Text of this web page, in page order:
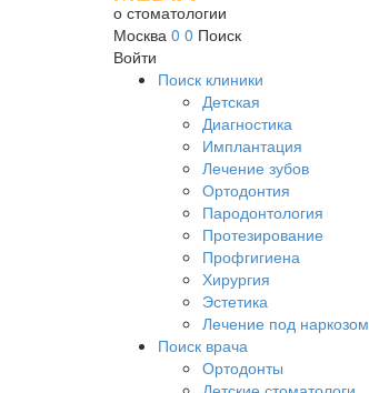
о стоматологии
Москва 0 0 Поиск
Войти
Поиск клиники
Детская
Диагностика
Имплантация
Лечение зубов
Ортодонтия
Пародонтология
Протезирование
Профгигиена
Хирургия
Эстетика
Лечение под наркозом
Поиск врача
Ортодонты